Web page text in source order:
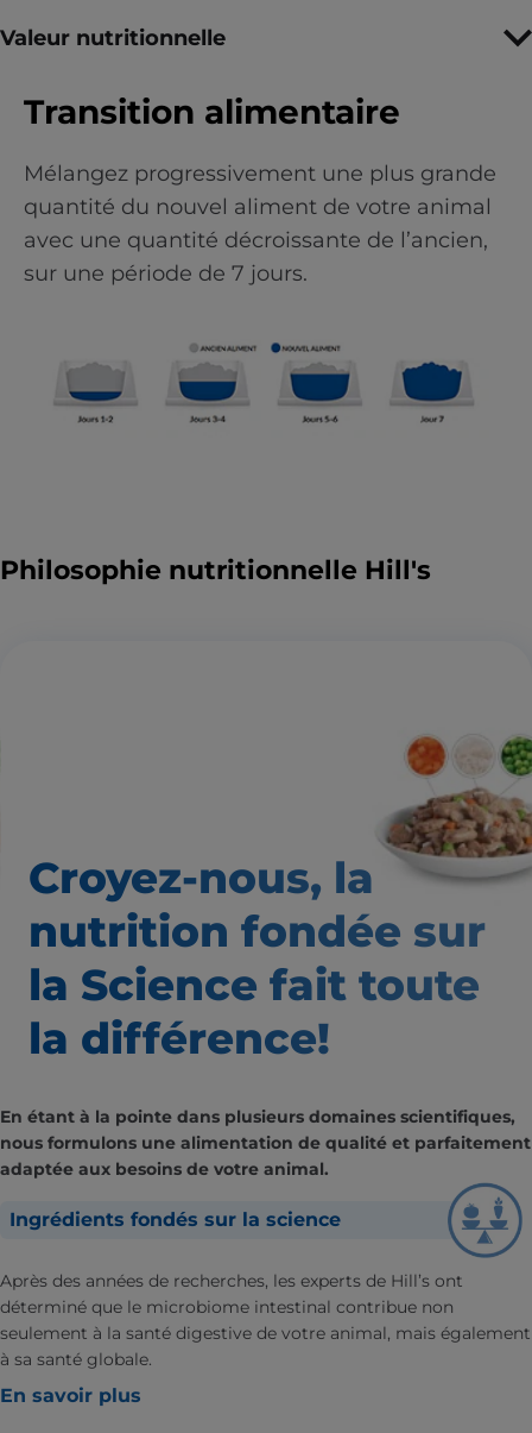
Valeur nutritionnelle
Transition alimentaire
Mélangez progressivement une plus grande
quantité du nouvel aliment de votre animal
avec une quantité décroissante de l’ancien,
sur une période de 7 jours.
Philosophie nutritionnelle Hill's
Croyez-nous, la
nutrition fondée sur
la Science fait toute
la différence!
En étant à la pointe dans plusieurs domaines scientifiques,
nous formulons une alimentation de qualité et parfaitement
adaptée aux besoins de votre animal.
Ingrédients fondés sur la science
Après des années de recherches, les experts de Hill’s ont
déterminé que le microbiome intestinal contribue non
seulement à la santé digestive de votre animal, mais également
à sa santé globale.
En savoir plus